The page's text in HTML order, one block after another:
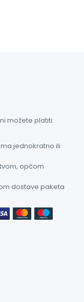
možete platiti:
jednokratno ili
općom
dostave paketa